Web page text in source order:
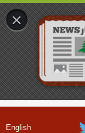
English
×